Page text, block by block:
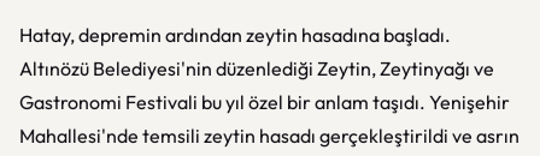
Hatay, depremin ardından zeytin hasadına başladı.
Altınözü Belediyesi'nin düzenlediği Zeytin, Zeytinyağı ve
Gastronomi Festivali bu yıl özel bir anlam taşıdı. Yenişehir
Mahallesi'nde temsili zeytin hasadı gerçekleştirildi ve asrın